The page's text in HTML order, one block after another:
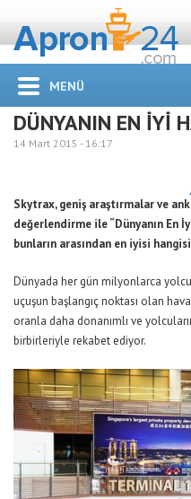
MENÜ
DÜNYANIN EN İYİ
14 Mart 2015 - 16:17
Skytrax, geniş araştırmalar ve
değerlendirme ile “Dünyanın En
bunların arasından en iyisi
Dünyada her gün milyonlarca
uçuşun başlangıç noktası olan
oranla daha donanımlı ve
birbirleriyle rekabet ediyor.